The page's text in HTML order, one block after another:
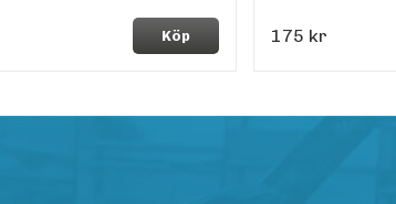
Köp 175 kr